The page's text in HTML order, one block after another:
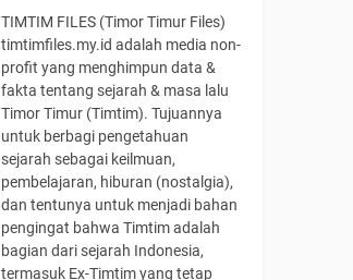
TIMTIM FILES (Timor Timur Files)
timtimfiles.my.id adalah media non-
profit yang menghimpun data &
fakta tentang sejarah & masa lalu
Timor Timur (Timtim). Tujuannya
untuk berbagi pengetahuan
sejarah sebagai keilmuan,
pembelajaran, hiburan (nostalgia),
dan tentunya untuk menjadi bahan
pengingat bahwa Timtim adalah
bagian dari sejarah Indonesia,
termasuk Ex-Timtim yang tetap